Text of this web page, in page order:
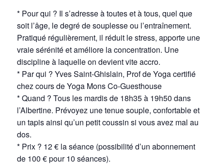
* Pour qui ? Il s’adresse à toutes et à tous, quel que
soit l’âge, le degré de souplesse ou l’entraînement.
Pratiqué régulièrement, il réduit le stress, apporte une
vraie sérénité et améliore la concentration. Une
discipline à laquelle on devient vite accro.
* Par qui ? Yves Saint-Ghislain, Prof de Yoga certifié
chez cours de Yoga Mons Co-Guesthouse
* Quand ? Tous les mardis de 18h35 à 19h50 dans
l’Albertine. Prévoyez une tenue souple, confortable et
un tapis ainsi qu’un petit coussin si vous avez mal au
dos.
* Prix ? 12 € la séance (possibilité d’un abonnement
de 100 € pour 10 séances).